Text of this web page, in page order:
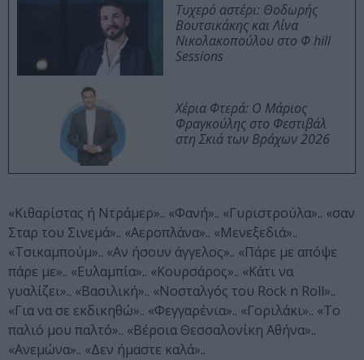
Τυχερό αστέρι: Θοδωρής
Βουτσικάκης και Λίνα
Νικολακοπούλου στο Φ hill
Sessions
Χέρια Φτερά: Ο Μάριος
Φραγκούλης στο Φεστιβάλ
στη Σκιά των Βράχων 2026
«Κιθαρίστας ή Ντράμερ».. «Φανή».. «Γυριστρούλα».. «σαν
Σταρ του Σινεμά».. «Αεροπλάνα».. «Μενεξεδιά»..
«Τσικαμπούμ».. «Αν ήσουν άγγελος».. «Πάρε με απόψε
πάρε με».. «Ευλαμπία».. «Κουρσάρος».. «Κάτι να
γυαλίζει».. «Βασιλική».. «Νοσταλγός του Rock n Roll»..
«Για να σε εκδικηθώ».. «Φεγγαρένια».. «Γοριλάκι».. «Το
παλιό μου παλτό».. «Βέροια Θεσσαλονίκη Αθήνα»..
«Ανεμώνα».. «Δεν ήμαστε καλά»..